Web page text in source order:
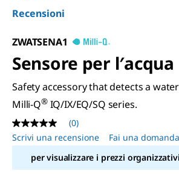
Recensioni
ZWATSENA1
Sensore per l′acqua
Safety accessory that detects a
Milli-Q®IQ/IX/EQ/SQ series.
Nessuna
valutazione
Stesso
alla
(0)
Scrivi una recensione
Fai una domanda
per visualizzare i prezzi